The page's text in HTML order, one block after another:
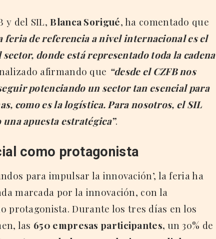
y del SIL,Blanca Sorigué, ha comentado que
feria de referencia a nivel internacional es el
donde está representado toda la cadena
afirmando que “desde el CZFB nos
potenciando un sector tan esencial para
como es la logística. Para nosotros, el SIL
apuesta estratégica”.
como protagonista
para impulsar la innovación’, la feria ha
marcada por la innovación, con la
protagonista. Durante los tres días en los
las 650 empresas participantes, un 30% de